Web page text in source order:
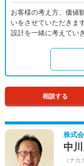
お客様の考え方、価値
いをさせていただきま
設計を一緒に考えてい
相談する
株式
中
（ナカ